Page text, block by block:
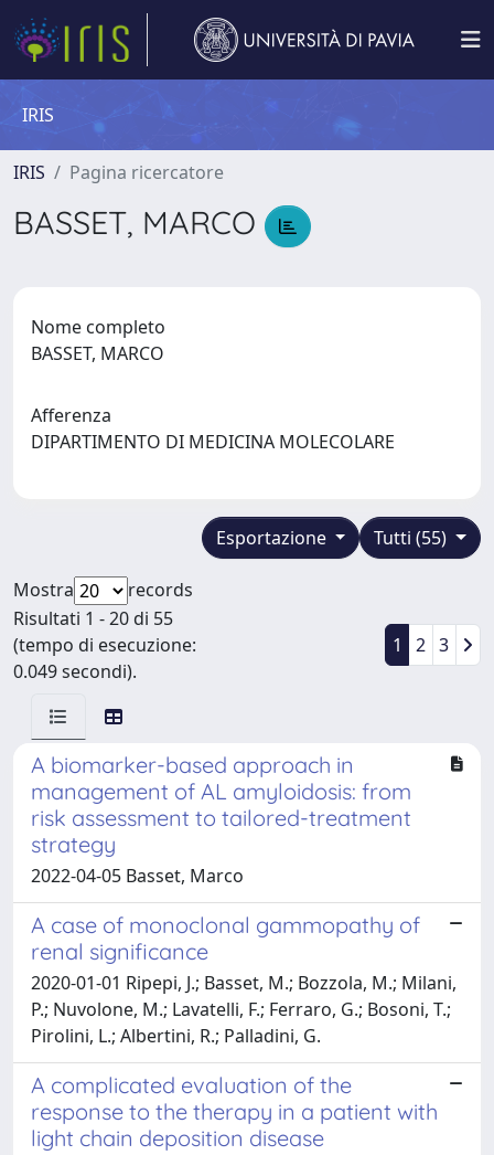
IRIS
IRIS Pagina ricercatore
BASSET, MARCO
Nome completo
BASSET, MARCO
Afferenza
DIPARTIMENTO DI MEDICINA MOLECOLARE
Tutti (55)
Esportazione
Mostra
records
Risultati 1 - 20 di 55
(tempo di esecuzione:
0.049 secondi).
1 2 3
A biomarker-based approach in
management of AL amyloidosis: from
risk assessment to tailored-treatment
strategy
2022-04-05 Basset, Marco
A case of monoclonal gammopathy of
renal significance
2020-01-01 Ripepi, J.; Basset, M.; Bozzola, M.; Milani,
P.; Nuvolone, M.; Lavatelli, F.; Ferraro, G.; Bosoni, T.;
Pirolini, L.; Albertini, R.; Palladini, G.
A complicated evaluation of the
response to the therapy in a patient with
light chain deposition disease